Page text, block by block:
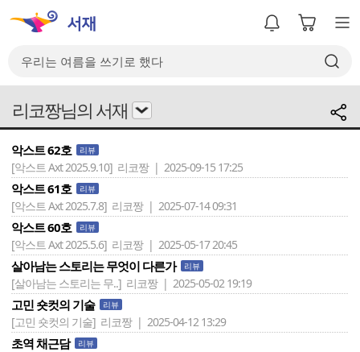
리코짱님의 서재
악스트 62호 리뷰
[악스트 Axt 2025.9.10] 리코짱 | 2025-09-15 17:25
악스트 61호 리뷰
[악스트 Axt 2025.7.8] 리코짱 | 2025-07-14 09:31
악스트 60호 리뷰
[악스트 Axt 2025.5.6] 리코짱 | 2025-05-17 20:45
살아남는 스토리는 무엇이 다른가 리뷰
[살아남는 스토리는 무..] 리코짱 | 2025-05-02 19:19
고민 숏컷의 기술 리뷰
[고민 숏컷의 기술] 리코짱 | 2025-04-12 13:29
초역 채근담 리뷰